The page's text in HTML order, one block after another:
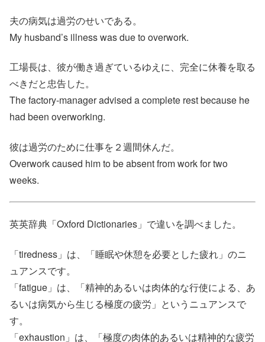
夫の病気は過労のせいである。
My husband’s illness was due to overwork.
工場長は、彼が働き過ぎているゆえに、完全に休養を取る
べきだと忠告した。
The factory-manager advised a complete rest because he
had been overworking.
彼は過労のために仕事を２週間休んだ。
Overwork caused him to be absent from work for two
weeks.
英英辞典「Oxford Dictionaries」で違いを調べました。
「tiredness」は、「睡眠や休憩を必要とした疲れ」のニ
ュアンスです。
「fatigue」は、「精神的あるいは肉体的な行使による、あ
るいは病気から生じる極度の疲労」というニュアンスで
す。
「exhaustion」は、「極度の肉体的あるいは精神的な疲労